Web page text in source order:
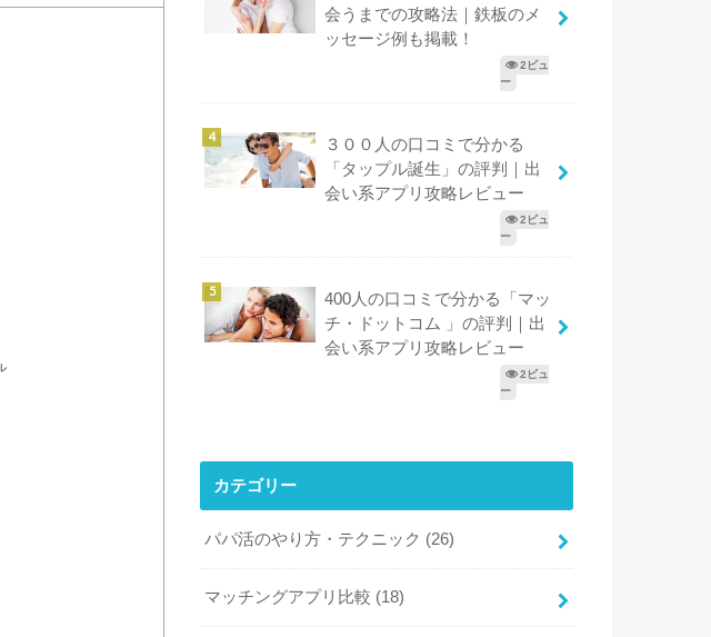
会うまでの攻略法｜鉄板のメ
ッセージ例も掲載！
2ビュ
ー
３００人の口コミで分かる
「タップル誕生」の評判｜出
会い系アプリ攻略レビュー
2ビュ
ー
400人の口コミで分かる「マッ
チ・ドットコム 」の評判｜出
会い系アプリ攻略レビュー
2ビュ
ー
カテゴリー
パパ活のやり方・テクニック (26)
マッチングアプリ比較 (18)